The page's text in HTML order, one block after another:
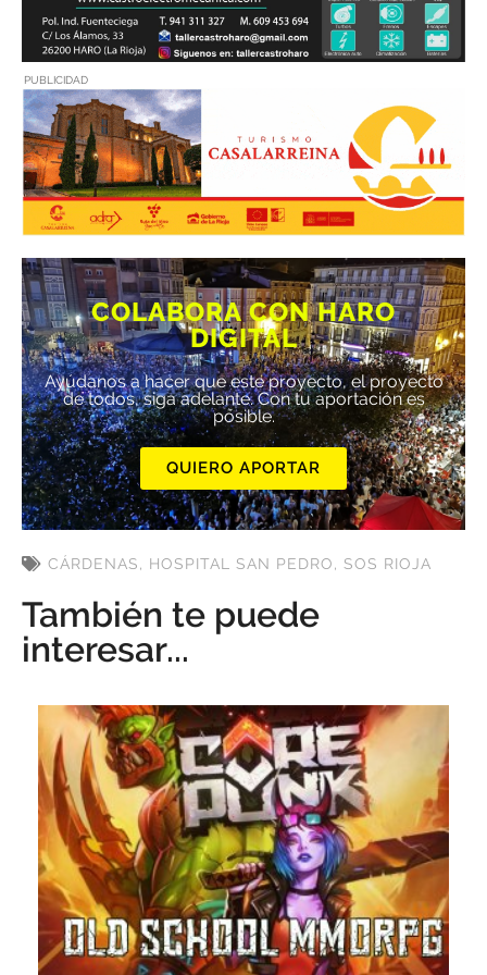
PUBLICIDAD
COLABORA CON HARO
DIGITAL
Ayúdanos a hacer que este proyecto, el proyecto
de todos, siga adelante. Con tu aportación es
posible.
QUIERO APORTAR
CÁRDENAS, HOSPITAL SAN PEDRO, SOS RIOJA
También te puede
interesar...